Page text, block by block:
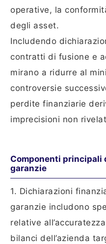
operative, la
degli asset.
Includendo
contratti di fusione e
mirano a ridurre al
controversie
perdite finanziarie
imprecisioni non
Componenti principali
garanzie
1. Dichiarazioni
garanzie includono
relative
bilanci dell’azienda